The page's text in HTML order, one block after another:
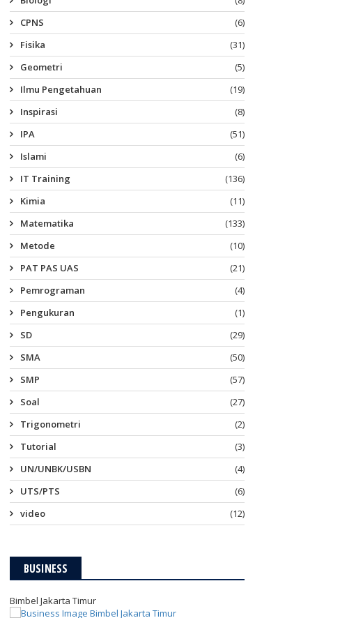
CPNS
(6)
Fisika
(31)
Geometri
(5)
Ilmu Pengetahuan
(19)
Inspirasi
(8)
IPA
(51)
Islami
(6)
IT Training
(136)
Kimia
(11)
Matematika
(133)
Metode
(10)
PAT PAS UAS
(21)
Pemrograman
(4)
Pengukuran
(1)
SD
(29)
SMA
(50)
SMP
(57)
Soal
(27)
Trigonometri
(2)
Tutorial
(3)
UN/UNBK/USBN
(4)
UTS/PTS
(6)
video
(12)
BUSINESS
Bimbel Jakarta Timur